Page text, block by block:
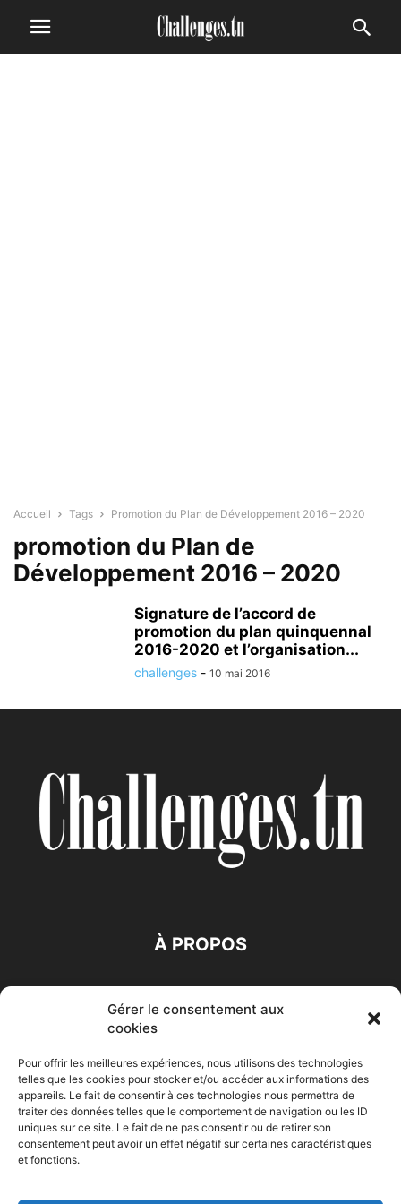
Gérer le consentement aux
cookies
Pour offrir les meilleures expériences, nous utilisons des technologies
telles que les cookies pour stocker et/ou accéder aux informations des
appareils. Le fait de consentir à ces technologies nous permettra de
traiter des données telles que le comportement de navigation ou les ID
uniques sur ce site. Le fait de ne pas consentir ou de retirer son
consentement peut avoir un effet négatif sur certaines caractéristiques
et fonctions.
Accueil Tags Promotion du Plan de Développement 2016 – 2020
promotion du Plan de
Développement 2016 – 2020
Signature de l’accord de
promotion du plan quinquennal
2016-2020 et l’organisation...
challenges - 10 mai 2016
À PROPOS
Accueil Economie Entreprises Entrepreneur
Maghreb